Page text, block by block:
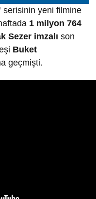
serisinin yeni filmine
1 milyon 764
Sezer imzalı son
Buket
geçmişti.